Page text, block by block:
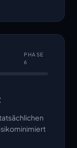
PHASE
6